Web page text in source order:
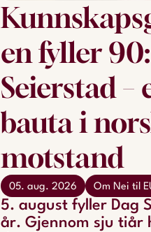
en fyller
Seierstad –
bauta i
motstand
05. aug. 2026 Om Nei til
5. august fyller Dag
år. Gjennom sju